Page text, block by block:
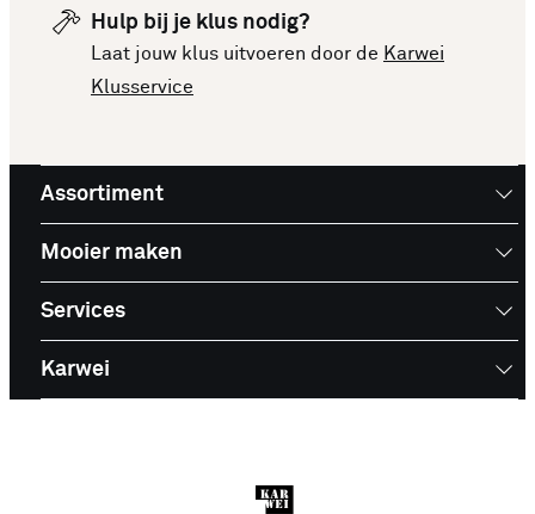
Hulp bij je klus nodig?
Laat jouw klus uitvoeren door de Karwei
Klusservice
Assortiment
Mooier maken
Services
Karwei